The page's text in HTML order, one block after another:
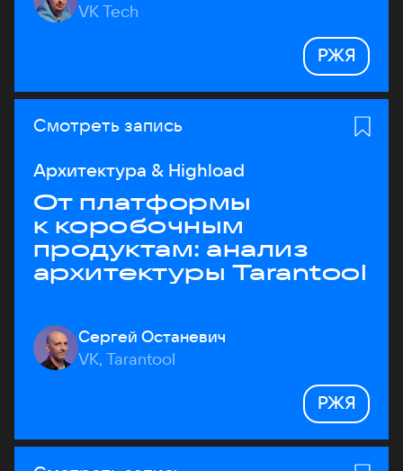
VK Tech
РЖЯ
Смотреть запись
Архитектура & Highload
От платформы
к коробочным
продуктам: анализ
архитектуры Tarantool
Сергей Останевич
VK, Tarantool
РЖЯ